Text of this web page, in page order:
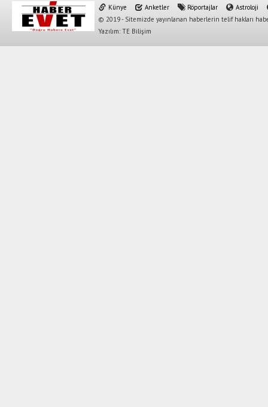
Künye Anketler Röportajlar
Astroloji
© 2019 - Sitemizde yayınlanan haberlerin telif hakları
Yazılım: TE Bilişim